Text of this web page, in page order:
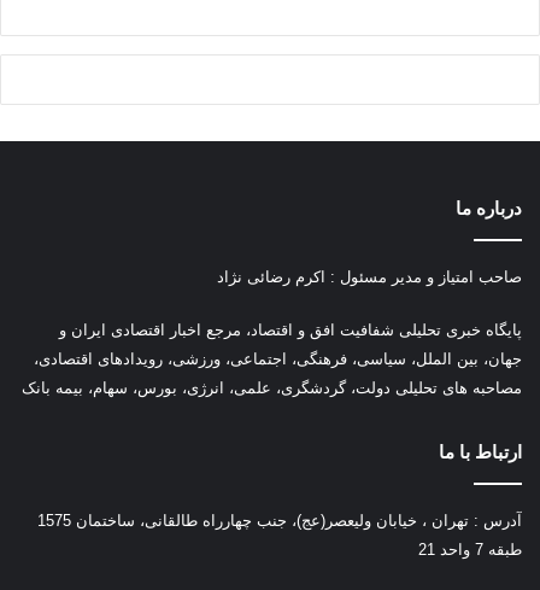
درباره ما
صاحب امتیاز و مدیر مسئول : اکرم رضائی نژاد
پایگاه خبری تحلیلی شفافیت افق و اقتصاد، مرجع اخبار اقتصادی ایران و
جهان، بین الملل، سیاسی، فرهنگی، اجتماعی، ورزشی، رویدادهای اقتصادی،
مصاحبه های تحلیلی دولت، گردشگری، علمی، انرژی، بورس، سهام، بیمه بانک
ارتباط با ما
آدرس : تهران ، خیابان ولیعصر(عج)، جنب چهارراه طالقانی، ساختمان 1575
طبقه 7 واحد 21